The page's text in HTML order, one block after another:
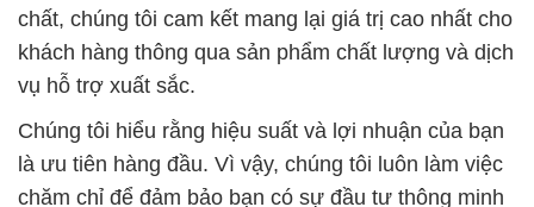
chất, chúng tôi cam kết mang lại giá trị cao nhất cho
khách hàng thông qua sản phẩm chất lượng và dịch
vụ hỗ trợ xuất sắc.
Chúng tôi hiểu rằng hiệu suất và lợi nhuận của bạn
là ưu tiên hàng đầu. Vì vậy, chúng tôi luôn làm việc
chăm chỉ để đảm bảo bạn có sự đầu tư thông minh